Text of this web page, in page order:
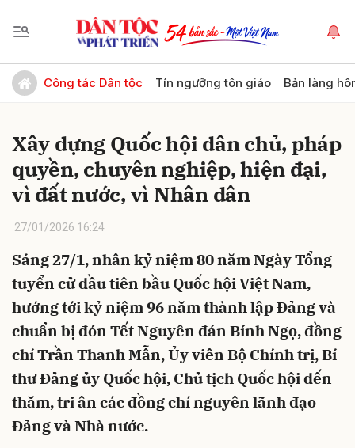
Công tác Dân tộc Tín ngưỡng tôn giáo Bản làng
Xây dựng Quốc hội dân chủ, pháp
quyền, chuyên nghiệp, hiện đại,
vì đất nước, vì Nhân dân
27/01/2026 16:24
Sáng 27/1, nhân kỷ niệm 80 năm Ngày Tổng
tuyển cử đầu tiên bầu Quốc hội Việt Nam,
hướng tới kỷ niệm 96 năm thành lập Đảng và
chuẩn bị đón Tết Nguyên đán Bính Ngọ, đồng
chí Trần Thanh Mẫn, Ủy viên Bộ Chính trị, Bí
thư Đảng ủy Quốc hội, Chủ tịch Quốc hội đến
thăm, tri ân các đồng chí nguyên lãnh đạo
Đảng và Nhà nước.
Gửi bình luận